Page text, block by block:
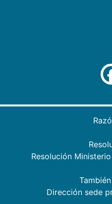
Resolución
Dirección sede